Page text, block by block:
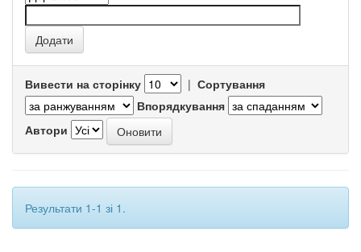
Вивести на сторінку | Сортування
Впорядкування
Автори
Результати 1-1 зі 1.